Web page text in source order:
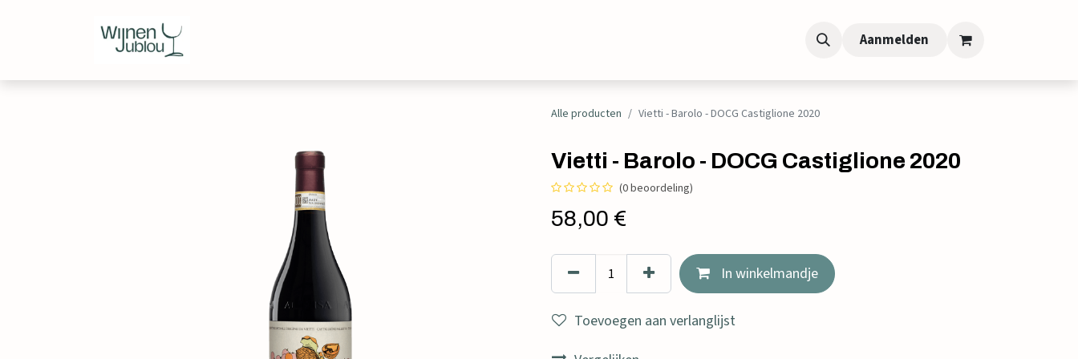
Aanmelden
Alle producten Vietti - Barolo - DOCG Castiglione 2020
Vietti - Barolo - DOCG Castiglione 2020
(0 beoordeling)
58,00 €
In winkelmandje
Toevoegen aan verlanglijst